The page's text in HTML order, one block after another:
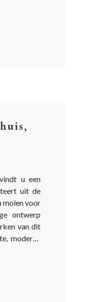
u een
uit de
molen voor
ontwerp
van dit
moderne